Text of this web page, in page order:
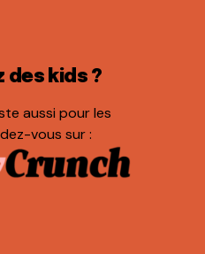
des kids ?
aussi pour les
vous sur :